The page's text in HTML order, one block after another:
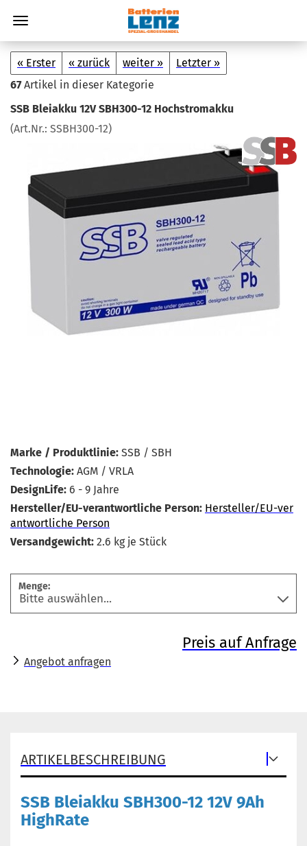
« Erster « zurück weiter »
Letzter »
67Artikel in dieser Kategorie
SSB Blei­ak­ku 12V SBH300-​12 Hoch­strom­ak­ku
(Art.Nr.: SSBH300-​12)
Marke / Produktlinie: SSB / SBH
Technologie: AGM / VRLA
DesignLife: 6 - 9 Jahre
Hersteller/EU-verantwortliche Person: Hersteller/EU-ver
antwortliche Person
Versandgewicht: 2.6 kg je Stück
Menge:
Preis auf Anfrage
Angebot anfragen
ARTIKELBESCHREIBUNG
SSB Bleiakku SBH300-12 12V 9Ah
HighRate